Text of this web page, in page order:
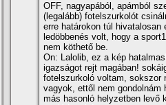
OFF, nagyapából, apámból
(legalább) fotelszurkolót
erre határokon túl hivatalosan
ledöbbenés volt, hogy a
nem köthető be.
On: Lalolib, ez a kép
igazságot rejt magában!
fotelszurkoló voltam, sokszor
vagyok, ettől nem gondolnám
más hasonló helyzetben levő